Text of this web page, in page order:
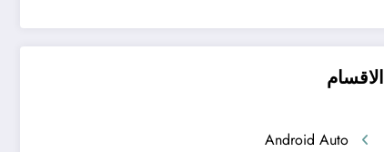
الاقسام
Android Auto